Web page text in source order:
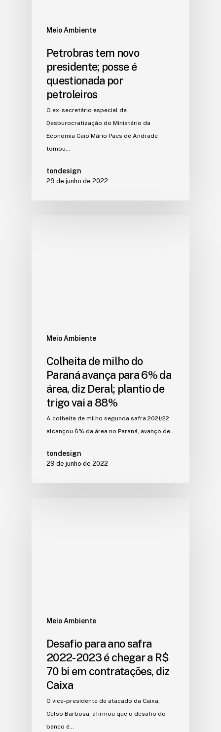
Meio Ambiente
Petrobras tem novo
presidente; posse é
questionada por
petroleiros
O ex-secretário especial de
Desburocratização do Ministério da
Economia Caio Mário Paes de Andrade
tomou…
tondesign
29 de junho de 2022
Meio Ambiente
Colheita de milho do
Paraná avança para 6% da
área, diz Deral; plantio de
trigo vai a 88%
A colheita de milho segunda safra 2021/22
alcançou 6% da área no Paraná, avanço de…
tondesign
29 de junho de 2022
Meio Ambiente
Desafio para ano safra
2022-2023 é chegar a R$
70 bi em contratações, diz
Caixa
O vice-presidente de atacado da Caixa,
Celso Barbosa, afirmou que o desafio do
banco é…